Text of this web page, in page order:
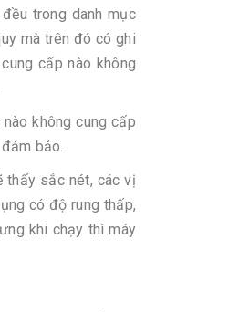
trong danh mục
mà trên đó có ghi
cấp nào không
không cung cấp
bảo.
thấy sắc nét, các vị
có độ rung thấp,
khi chạy thì máy